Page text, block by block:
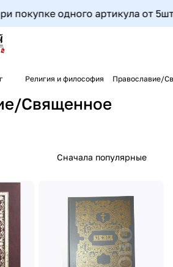
покупке одного артикула от
Религия и философия Православие/
Священное
Сначала популярные